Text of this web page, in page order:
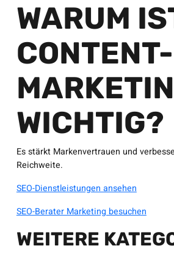
WARUM
CONTENT-
WICHTIG?
Es stärkt Markenvertrauen und
Reichweite.
SEO-Dienstleistungen ansehen
SEO-Berater Marketing besuchen
WEITERE